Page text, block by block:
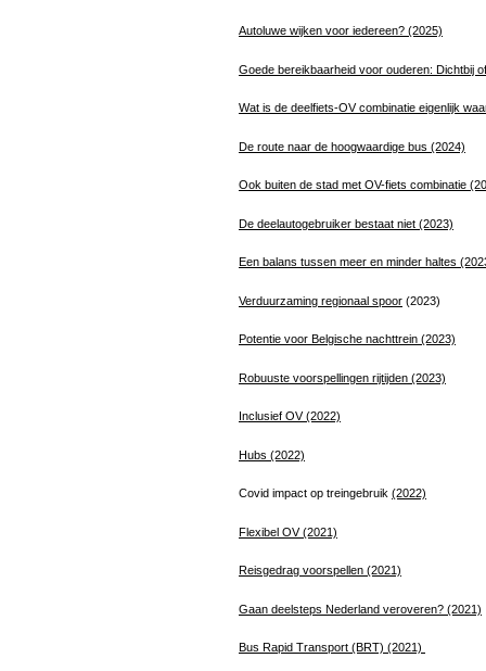
Autoluwe wijken voor iedereen? (2025)
Goede bereikbaarheid voor ouderen: Dichtbij
Wat is de deelfiets-OV combinatie eigenlijk
De route naar de hoogwaardige bus (2024)
Ook buiten de stad met OV-fiets combinatie
De deelautogebruiker bestaat niet (2023)
Een balans tussen meer en minder haltes
Verduurzaming regionaal spoor (2023)
Potentie voor Belgische nachttrein (2023)
Robuuste voorspellingen rijtijden (2023)
Inclusief OV(2022)
Hubs (2022)
Covid impact op treingebruik (2022)
Flexibel OV (2021)
Reisgedrag voorspellen (2021)
Gaan deelsteps Nederland veroveren? (2021)
Bus Rapid Transport (BRT) (2021)